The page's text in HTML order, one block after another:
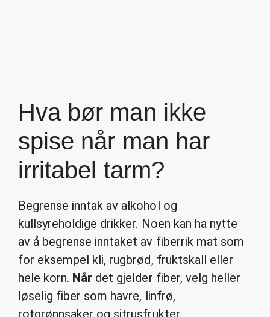
Hva bør man ikke
spise når man har
irritabel tarm?
Begrense inntak av alkohol og
kullsyreholdige drikker. Noen kan ha nytte
av å begrense inntaket av fiberrik mat som
for eksempel kli, rugbrød, fruktskall eller
hele korn. Når det gjelder fiber, velg heller
løselig fiber som havre, linfrø,
rotgrønnsaker og sitrusfrukter.